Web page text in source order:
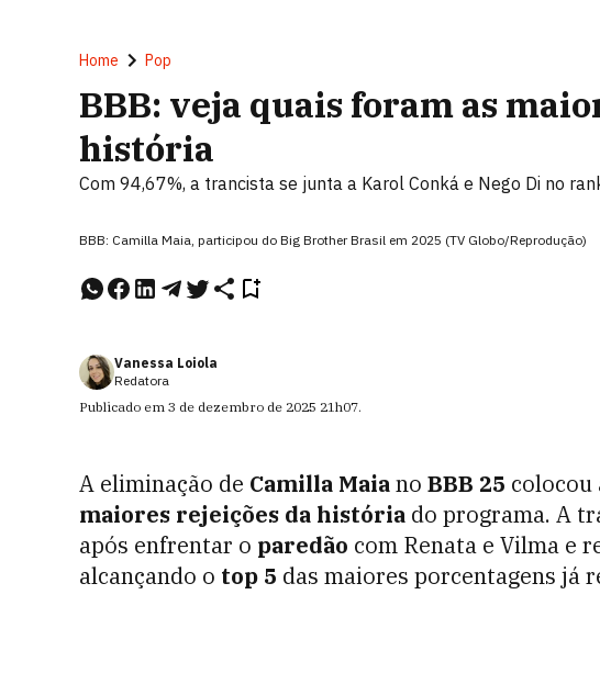
Home Pop
BBB: veja quais foram as
história
Com 94,67%, a trancista se junta a Karol Conká e Nego Di no
BBB: Camilla Maia, participou do Big Brother Brasil em 2025 (TV Globo/Reprodução)
Vanessa Loiola
Redatora
Publicado em 3 de dezembro de 2025 21h07.
A eliminação de Camilla Maiano BBB 25
maiores rejeições da história do programa. A
após enfrentar o paredão com Renata e Vilma e
alcançando o top 5 das maiores porcentagens já